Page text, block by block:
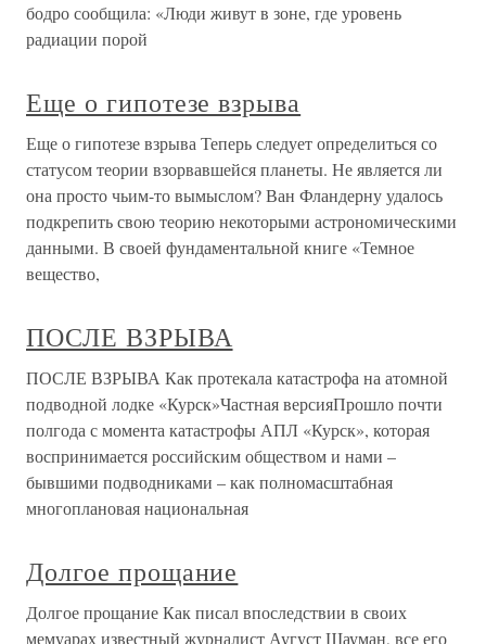
бодро сообщила: «Люди живут в зоне, где уровень
радиации порой
Еще о гипотезе взрыва
Еще о гипотезе взрыва Теперь следует определиться со
статусом теории взорвавшейся планеты. Не является ли
она просто чьим-то вымыслом? Ван Фландерну удалось
подкрепить свою теорию некоторыми астрономическими
данными. В своей фундаментальной книге «Темное
вещество,
ПОСЛЕ ВЗРЫВА
ПОСЛЕ ВЗРЫВА Как протекала катастрофа на атомной
подводной лодке «Курск»Частная версияПрошло почти
полгода с момента катастрофы АПЛ «Курск», которая
воспринимается российским обществом и нами –
бывшими подводниками – как полномасштабная
многоплановая национальная
Долгое прощание
Долгое прощание Как писал впоследствии в своих
мемуарах известный журналист Аугуст Шауман, все его